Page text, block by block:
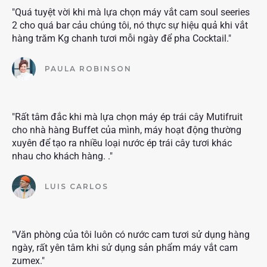
"Quá tuyệt vời khi mà lựa chọn máy vắt cam soul seeries
2 cho quá bar cảu chúng tôi, nó thực sự hiệu quả khi vắt
hàng trăm Kg chanh tươi mỗi ngày để pha Cocktail."
PAULA ROBINSON
"Rất tâm đắc khi mà lựa chọn máy ép trái cây Mutifruit
cho nhà hàng Buffet của mình, máy hoạt động thường
xuyên để tạo ra nhiều loại nước ép trái cây tươi khác
nhau cho khách hàng. ."
LUIS CARLOS
"Văn phòng của tôi luôn có nước cam tươi sử dụng hàng
ngày, rất yên tâm khi sử dụng sản phẩm máy vắt cam
zumex."